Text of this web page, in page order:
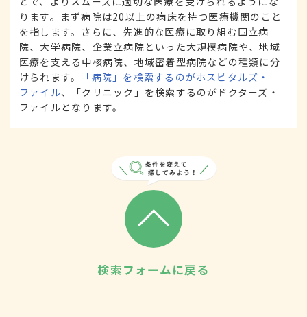
ります。まず病院は20以上の病床を持つ医療機関のこと
を指します。さらに、先進的な医療に取り組む国立病
院、大学病院、企業立病院といった大規模病院や、地域
医療を支える中核病院、地域密着型病院などの種類に分
けられます。
「病院」を検索するのがホスピタルズ・
ファイル、「クリニック」を検索するのがドクターズ・
ファイルとなります。
検索フォームに戻る